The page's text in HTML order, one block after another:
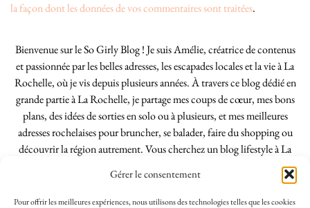
Gérer le consentement
Pour offrir les meilleures expériences, nous utilisons des technologies telles que les cookies
la façon dont les données de vos commentaires sont traitées.
Bienvenue sur le So Girly Blog ! Je suis Amélie, créatrice de contenus
et passionnée par les belles adresses, les escapades locales et la vie à La
Rochelle, où je vis depuis plusieurs années. À travers ce blog dédié en
grande partie à La Rochelle, je partage mes coups de cœur, mes bons
plans, des idées de sorties en solo ou à plusieurs, et mes meilleures
adresses rochelaises pour bruncher, se balader, faire du shopping ou
découvrir la région autrement. Vous cherchez un blog lifestyle à La
Rochelle, tenu par une locale ? Vous êtes au bon endroit. Que vous
soyez Rochelais·e ou de passage dans notre belle ville, j’espère que mes
articles vous aideront à profiter de La Rochelle comme un·e vrai·e